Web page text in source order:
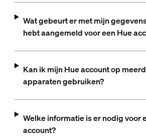
Wat gebeurt er met mijn
hebt aangemeld voor een Hue
Kan ik mijn Hue account op
apparaten gebruiken?
Welke informatie is er nodig voor
account?